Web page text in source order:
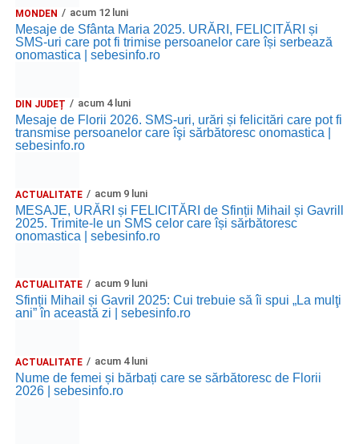
MONDEN acum 12 luni
Mesaje de Sfânta Maria 2025. URĂRI, FELICITĂRI și
SMS-uri care pot fi trimise persoanelor care își serbează
onomastica | sebesinfo.ro
DIN JUDEȚ acum 4 luni
Mesaje de Florii 2026. SMS-uri, urări și felicitări care pot fi
transmise persoanelor care îşi sărbătoresc onomastica |
sebesinfo.ro
ACTUALITATE acum 9 luni
MESAJE, URĂRI și FELICITĂRI de Sfinții Mihail și Gavrill
2025. Trimite-le un SMS celor care își sărbătoresc
onomastica | sebesinfo.ro
ACTUALITATE acum 9 luni
Sfinții Mihail și Gavril 2025: Cui trebuie să îi spui „La mulţi
ani” în această zi | sebesinfo.ro
ACTUALITATE acum 4 luni
Nume de femei și bărbați care se sărbătoresc de Florii
2026 | sebesinfo.ro